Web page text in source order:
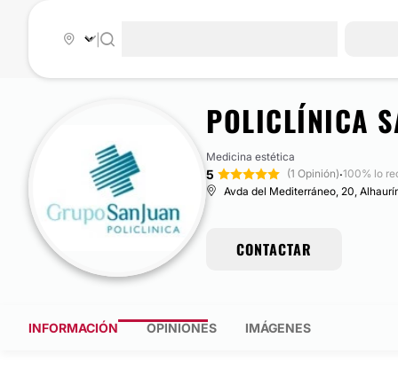
POLICLÍNICA
Medicina estética
5 (1 Opinión)·100% lo
Avda del Mediterráneo, 20,
CONTACTAR
INFORMACIÓN OPINIONES IMÁGENES